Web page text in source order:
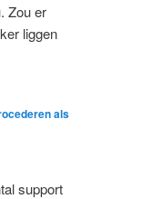
Zou er
liggen
als
support